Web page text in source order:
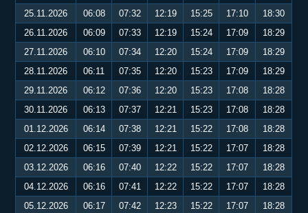
25.11.2026
06:08 07:32 12:19 15:25 17:10
18:30
26.11.2026
06:09 07:33 12:19 15:24 17:09
18:29
27.11.2026
06:10 07:34 12:20 15:24 17:09
18:29
28.11.2026
06:11 07:35 12:20 15:23 17:09
18:29
29.11.2026
06:12 07:36 12:20 15:23 17:08
18:28
30.11.2026
06:13 07:37 12:21 15:23 17:08
18:28
01.12.2026
06:14 07:38 12:21 15:22 17:08
18:28
02.12.2026
06:15 07:39 12:21 15:22 17:07
18:28
03.12.2026
06:16 07:40 12:22 15:22 17:07
18:28
04.12.2026
06:16 07:41 12:22 15:22 17:07
18:28
05.12.2026
06:17 07:42 12:23 15:22 17:07 18:28